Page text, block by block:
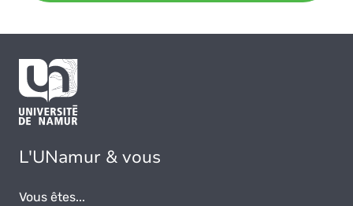
L'UNamur & vous
Vous êtes...